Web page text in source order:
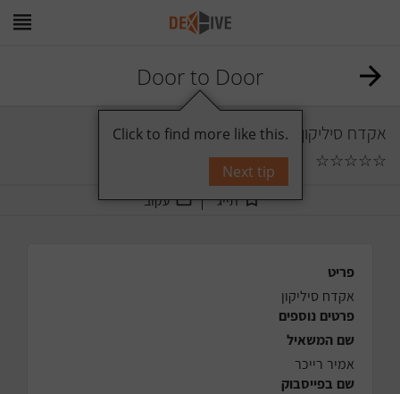
Door to Door
אקדח סיליקון
☆
☆
☆
☆
☆
0 תגובות
תייג עקוב
פריט
אקדח סיליקון
פרטים נוספים
שם המשאיל
אמיר רייכר
שם בפייסבוק
Click to find more like this.
Next tip